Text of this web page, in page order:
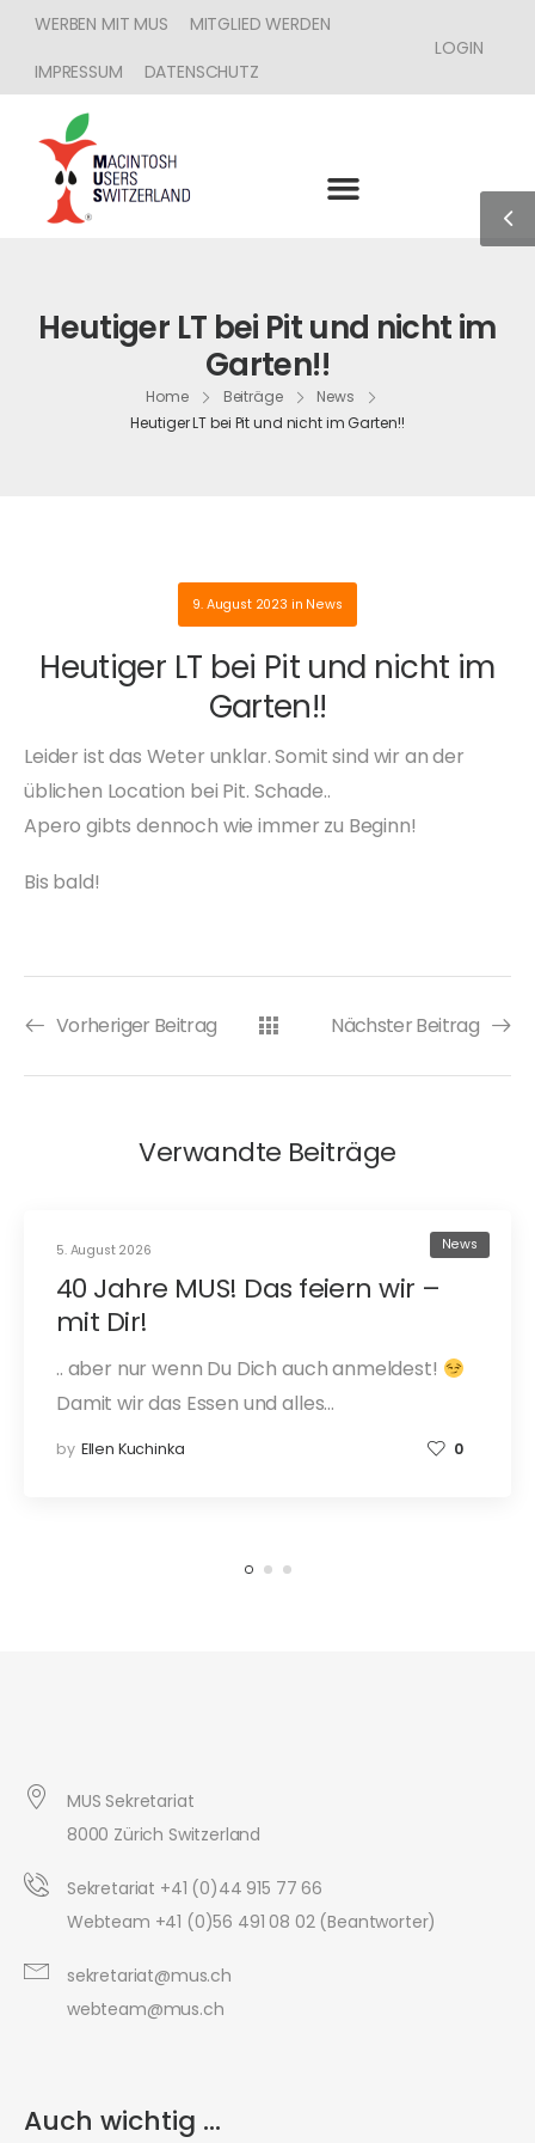
WERBEN MIT MUS
MITGLIED WERDEN
IMPRESSUM
DATENSCHUTZ
LOGIN
Heutiger LT bei Pit und nicht im
Garten!!
Home Beiträge
News
Heutiger LT bei Pit und nicht im Garten!!
9. August 2023 in News
Heutiger LT bei Pit und nicht im
Garten!!
Leider ist das Weter unklar. Somit sind wir an der
üblichen Location bei Pit. Schade..
Apero gibts dennoch wie immer zu Beginn!
Bis bald!
Vorheriger Beitrag Nächster Beitrag
Verwandte Beiträge
5. August 2026 News
40 Jahre MUS! Das feiern wir –
mit Dir!
.. aber nur wenn Du Dich auch anmeldest!
Damit wir das Essen und alles…
by Ellen Kuchinka 0
MUS Sekretariat
8000 Zürich Switzerland
Sekretariat +41 (0)44 915 77 66
Webteam +41 (0)56 491 08 02 (Beantworter)
sekretariat@mus.ch
webteam@mus.ch
Auch wichtig ...